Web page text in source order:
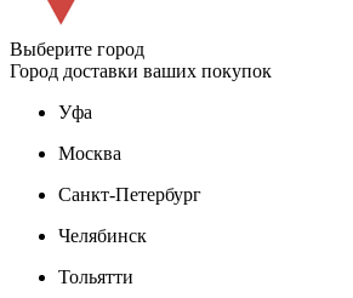
Выберите город
Город доставки ваших покупок
Уфа
Москва
Санкт-Петербург
Челябинск
Тольятти